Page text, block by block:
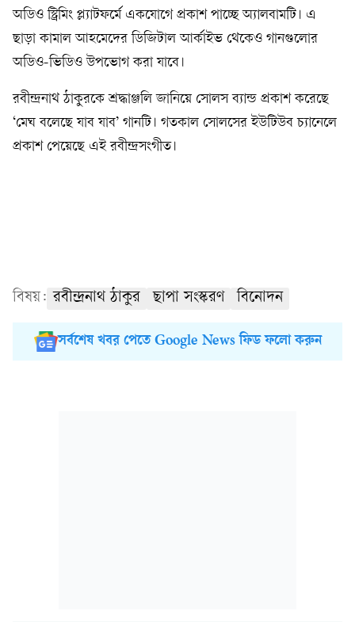
অডিও স্ট্রিমিং প্ল্যাটফর্মে একযোগে প্রকাশ পাচ্ছে অ্যালবামটি। এ
ছাড়া কামাল আহমেদের ডিজিটাল আর্কাইভ থেকেও গানগুলোর
অডিও-ভিডিও উপভোগ করা যাবে।
রবীন্দ্রনাথ ঠাকুরকে শ্রদ্ধাঞ্জলি জানিয়ে সোলস ব্যান্ড প্রকাশ করেছে
‘মেঘ বলেছে যাব যাব’ গানটি। গতকাল সোলসের ইউটিউব চ্যানেলে
প্রকাশ পেয়েছে এই রবীন্দ্রসংগীত।
বিষয়: রবীন্দ্রনাথ ঠাকুর ছাপা সংস্করণ বিনোদন
সর্বশেষ খবর পেতে Google News ফিড ফলো করুন